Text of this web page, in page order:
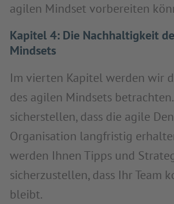
agilen Mindset vorbereiten
Kapitel 4: Die Nachhaltigkeit
Mindsets
Im vierten Kapitel werden wir
des agilen Mindsets
sicherstellen, dass die agile
Organisation langfristig
werden Ihnen Tipps und
sicherzustellen, dass Ihr Team
bleibt.